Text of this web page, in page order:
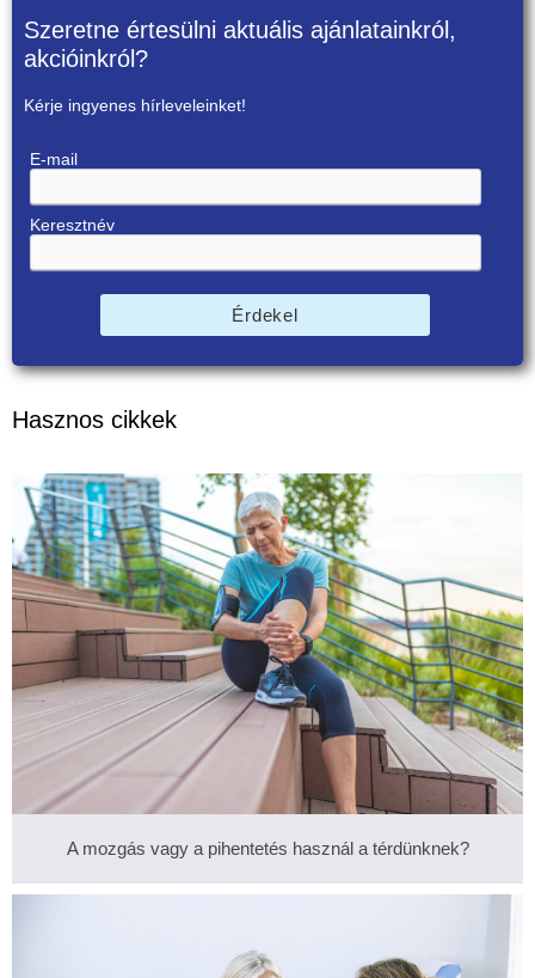
Szeretne értesülni aktuális ajánlatainkról,
akcióinkról?
Kérje ingyenes hírleveleinket!
E-mail
Keresztnév
Érdekel
Hasznos cikkek
A mozgás vagy a pihentetés használ a térdünknek?